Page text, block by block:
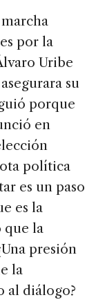
por la
Uribe
su
porque
en
política
es un paso
es la
que la
presión
la
al diálogo?